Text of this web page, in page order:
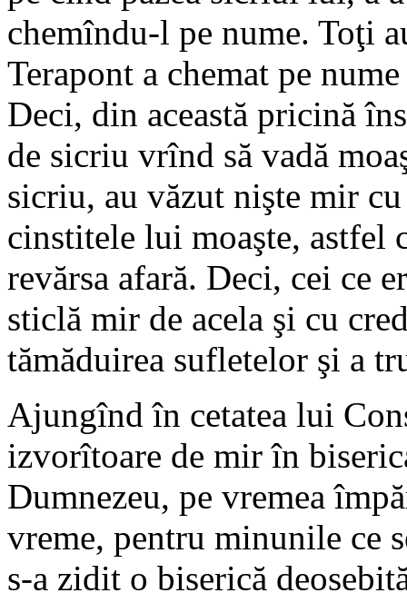
chemîndu-l pe nume. Toţi
Terapont a chemat pe
Deci, din această pricină
de sicriu vrînd să vadă
sicriu, au văzut nişte mir
cinstitele lui moaşte, astfel
revărsa afară. Deci, cei ce
sticlă mir de acela şi cu
tămăduirea sufletelor şi a
Ajungînd în cetatea lui
izvorîtoare de mir în
Dumnezeu, pe vremea
vreme, pentru minunile ce
s-a zidit o biserică